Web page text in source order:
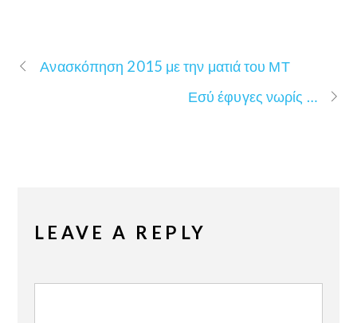
Ανασκόπηση 2015 με την ματιά του ΜΤ
Εσύ έφυγες νωρίς …
LEAVE A REPLY